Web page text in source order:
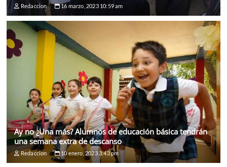
Redaccion 16 marzo, 2023 10:59 am
Ay no ¿Una más? Alumnos de educación básica tendrán
una semana extra de descanso
Redaccion 10 enero, 2023 3:43 pm